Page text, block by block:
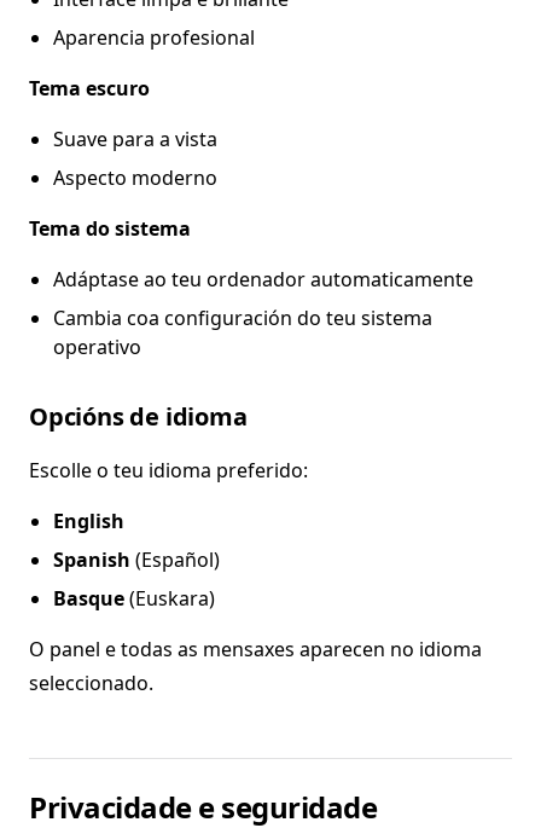
Aparencia profesional
Tema escuro
Suave para a vista
Aspecto moderno
Tema do sistema
Adáptase ao teu ordenador automaticamente
Cambia coa configuración do teu sistema
operativo
Opcións de idioma
Escolle o teu idioma preferido:
English
Spanish (Español)
Basque(Euskara)
O panel e todas as mensaxes aparecen no idioma
seleccionado.
Privacidade e seguridade